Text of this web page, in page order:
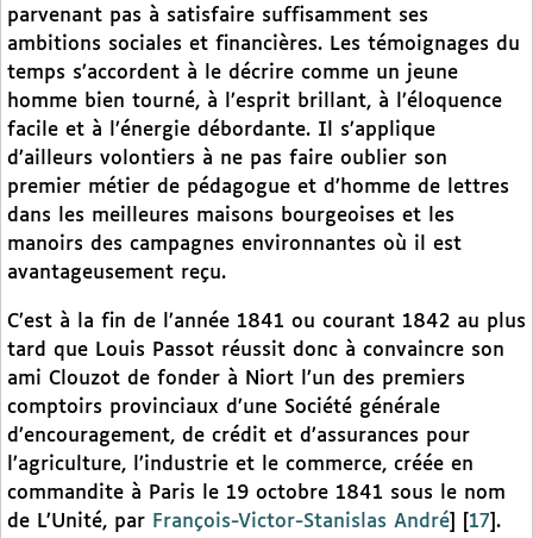
parvenant pas à satisfaire suffisamment ses
ambitions sociales et financières. Les témoignages du
temps s’accordent à le décrire comme un jeune
homme bien tourné, à l’esprit brillant, à l’éloquence
facile et à l’énergie débordante. Il s’applique
d’ailleurs volontiers à ne pas faire oublier son
premier métier de pédagogue et d’homme de lettres
dans les meilleures maisons bourgeoises et les
manoirs des campagnes environnantes où il est
avantageusement reçu.
C’est à la fin de l’année 1841 ou courant 1842 au plus
tard que Louis Passot réussit donc à convaincre son
ami Clouzot de fonder à Niort l’un des premiers
comptoirs provinciaux d’une Société générale
d’encouragement, de crédit et d’assurances pour
l’agriculture, l’industrie et le commerce, créée en
commandite à Paris le 19 octobre 1841 sous le nom
de L’Unité, par François-Victor-Stanislas André 17 .